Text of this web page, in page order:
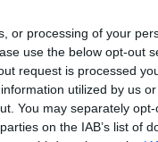
or processing of your
use the below opt-out
request is processed
utilized by us
You may separately
on the IAB’s list of
raskeste fra
Knotten helt oppe
ble Knotten
Nå er det Roger